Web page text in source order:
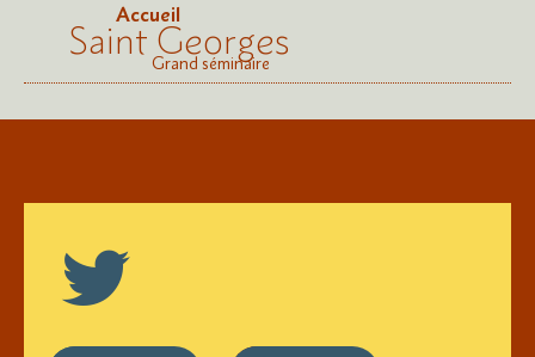
Accueil
Saint Georges
Grand séminaire